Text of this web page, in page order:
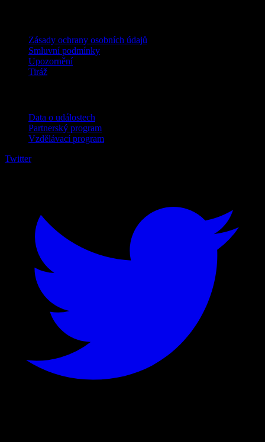
Zásady ochrany osobních údajů
Smluvní podmínky
Upozornění
Tiráž
Data o událostech
Partnerský program
Vzdělávací program
Twitter